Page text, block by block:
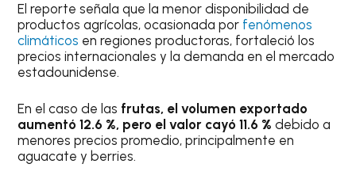
El reporte señala que la menor disponibilidad de
productos agrícolas, ocasionada por fenómenos
climáticos en regiones productoras, fortaleció los
precios internacionales y la demanda en el mercado
estadounidense.
En el caso de las frutas, el volumen exportado
aumentó 12.6 %, pero el valor cayó 11.6 % debido a
menores precios promedio, principalmente en
aguacate y berries.